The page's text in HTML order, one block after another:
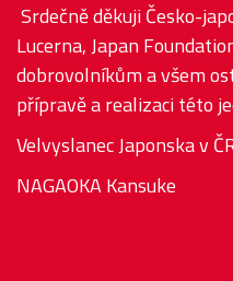
Srdečně děkuji Česko-
Lucerna, Japan
dobrovolníkům a všem
přípravě a realizaci této
Velvyslanec Japonska v
NAGAOKA Kansuke